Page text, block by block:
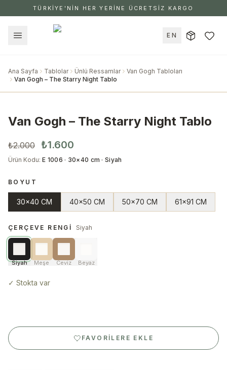
TÜRKİYE'NİN HER YERİNE ÜCRETSİZ KARGO
EN
Ana Sayfa Tablolar Ünlü Ressamlar
Van Gogh Tabloları
Van Gogh – The Starry Night Tablo
Van Gogh – The Starry Night Tablo
₺2.000 ₺1.600
Ürün Kodu: E 1006 · 30×40 cm · Siyah
BOYUT
30x40 CM 40x50 CM 50x70 CM 61x91 CM
ÇERÇEVE RENGI Siyah
Siyah Meşe Ceviz Beyaz
✓ Stokta var
FAVORILERE EKLE